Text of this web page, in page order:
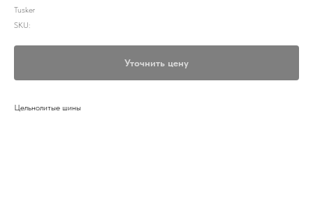
Tusker
SKU:
Уточнить цену
Цельнолитые шины